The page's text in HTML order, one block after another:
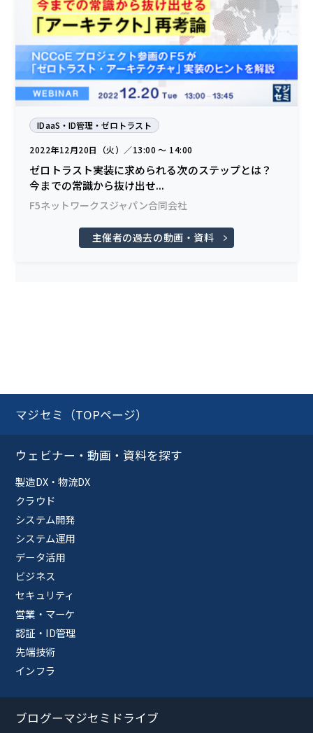
IDaaS・ID管理・ゼロトラスト
2022年12月20日（火）／13:00 〜 14:00
ゼロトラスト実装に求められる次のステップとは？
今までの常識から抜け出せ...
F5ネットワークスジャパン合同会社
主催者の過去の動画・資料
マジセミ（TOPページ）
ウェビナー・動画・資料を探す
製造DX・物流DX
クラウド
システム開発
システム運用
データ活用
ビジネス
セキュリティ
営業・マーケ
認証・ID管理
先端技術
インフラ
ブログーマジセミドライブ